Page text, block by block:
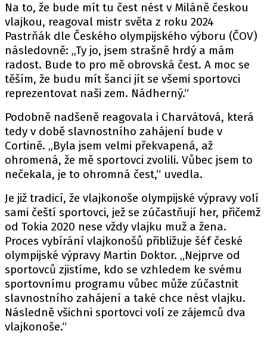
Na to, že bude mít tu čest nést v Miláně českou
vlajkou, reagoval mistr světa z roku 2024
Pastrňák dle Českého olympijského výboru (ČOV)
následovně: „Ty jo, jsem strašně hrdý a mám
radost. Bude to pro mě obrovská čest. A moc se
těším, že budu mít šanci jít se všemi sportovci
reprezentovat naši zem. Nádherný.“
Podobně nadšeně reagovala i Charvátová, která
tedy v době slavnostního zahájení bude v
Cortině. „Byla jsem velmi překvapená, až
ohromená, že mě sportovci zvolili. Vůbec jsem to
nečekala, je to ohromná čest,“ uvedla.
Je již tradicí, že vlajkonoše olympijské výpravy volí
sami čeští sportovci, jež se zúčastňují her, přičemž
od Tokia 2020 nese vždy vlajku muž a žena.
Proces vybírání vlajkonošů přibližuje šéf české
olympijské výpravy Martin Doktor. „Nejprve od
sportovců zjistíme, kdo se vzhledem ke svému
sportovnímu programu vůbec může zúčastnit
slavnostního zahájení a také chce nést vlajku.
Následně všichni sportovci volí ze zájemců dva
vlajkonoše.“